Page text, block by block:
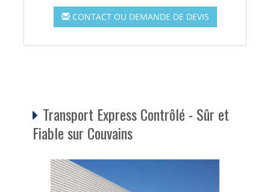
CONTACT OU DEMANDE DE DEVIS
Transport Express Contrôlé - Sûr et
Fiable sur Couvains